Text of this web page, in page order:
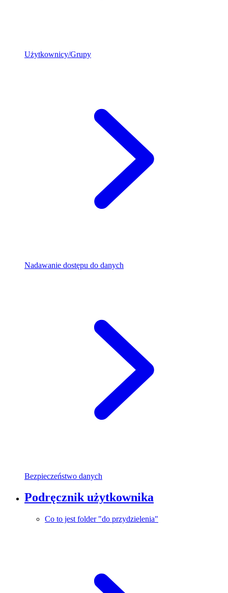
Użytkownicy/Grupy
Nadawanie dostępu do danych
Bezpieczeństwo danych
Podręcznik użytkownika
Co to jest folder "do przydzielenia"